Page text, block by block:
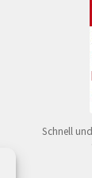
Schnell